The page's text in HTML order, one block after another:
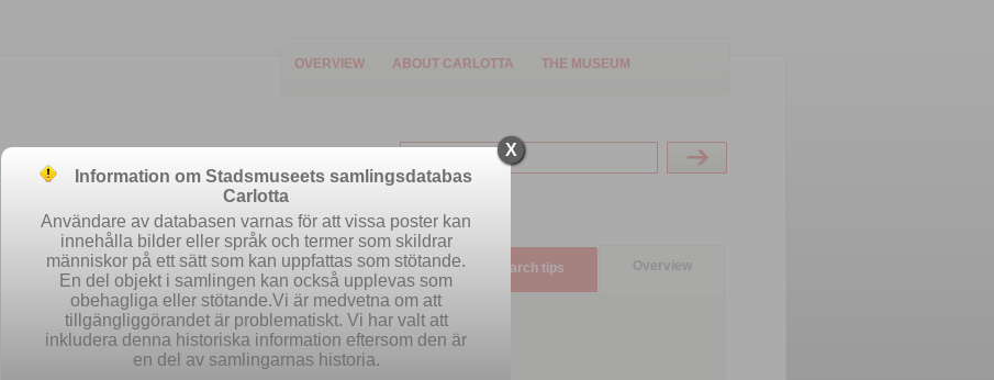
OVERVIEW ABOUT CARLOTTA THE MUSEUM
Easy search Advanced search Search tips Overview
X
Information om Stadsmuseets samlingsdatabas
Carlotta
Användare av databasen varnas för att vissa poster kan
innehålla bilder eller språk och termer som skildrar
människor på ett sätt som kan uppfattas som stötande.
En del objekt i samlingen kan också upplevas som
obehagliga eller stötande.Vi är medvetna om att
tillgängliggörandet är problematiskt. Vi har valt att
inkludera denna historiska information eftersom den är
en del av samlingarnas historia.